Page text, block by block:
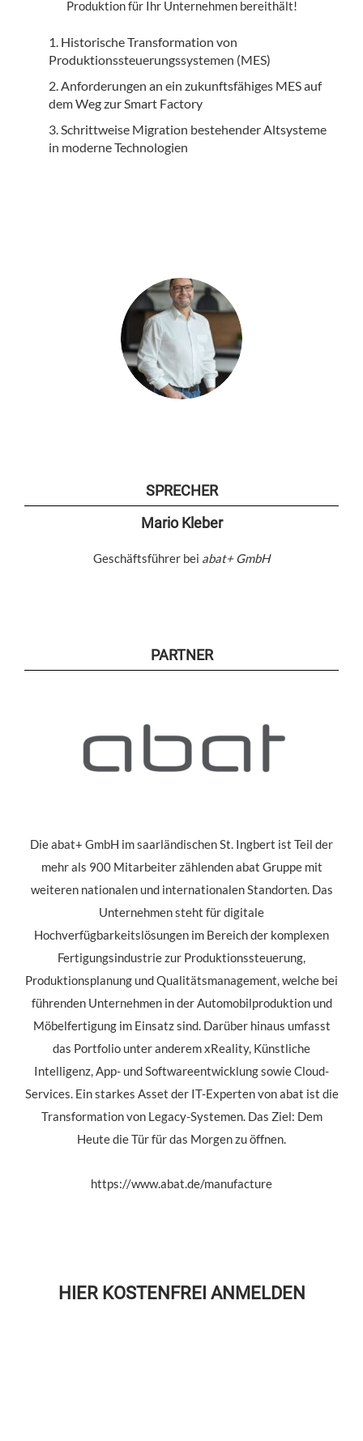
Produktion für Ihr Unternehmen bereithält!
Historische Transformation von
Produktionssteuerungssystemen (MES)
Anforderungen an ein zukunftsfähiges MES auf
dem Weg zur Smart Factory
Schrittweise Migration bestehender Altsysteme
in moderne Technologien
SPRECHER
Mario Kleber
Geschäftsführer bei abat+ GmbH
PARTNER
Die abat+ GmbH im saarländischen St. Ingbert ist Teil der
mehr als 900 Mitarbeiter zählenden abat Gruppe mit
weiteren nationalen und internationalen Standorten. Das
Unternehmen steht für digitale
Hochverfügbarkeitslösungen im Bereich der komplexen
Fertigungsindustrie zur Produktionssteuerung,
Produktionsplanung und Qualitätsmanagement, welche bei
führenden Unternehmen in der Automobilproduktion und
Möbelfertigung im Einsatz sind. Darüber hinaus umfasst
das Portfolio unter anderem xReality, Künstliche
Intelligenz, App- und Softwareentwicklung sowie Cloud-
Services. Ein starkes Asset der IT-Experten von abat ist die
Transformation von Legacy-Systemen. Das Ziel: Dem
Heute die Tür für das Morgen zu öffnen.
https://www.abat.de/manufacture
HIER KOSTENFREI ANMELDEN